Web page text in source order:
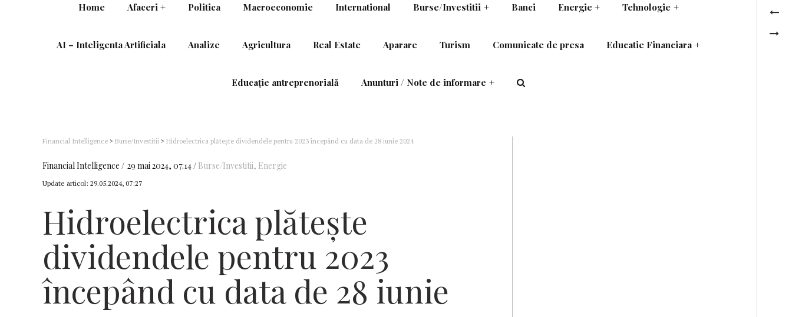
Home Afaceri + Politica Macroeconomie International Burse/Investitii + Banci Energie + Tehnologie +
AI – Inteligenta Artificiala Analize Agricultura Real Estate Aparare Turism Comunicate de presa Educatie Financiara +
Educație antreprenorială Anunturi / Note de informare +
Financial Intelligence > Burse/Investitii > Hidroelectrica plăteşte dividendele pentru 2023 începând cu data de 28 iunie 2024
Financial Intelligence 29 mai 2024, 07:14 Burse/Investitii, Energie
Update articol: 29.05.2024, 07:27
Hidroelectrica plăteşte
dividendele pentru 2023
începând cu data de 28 iunie